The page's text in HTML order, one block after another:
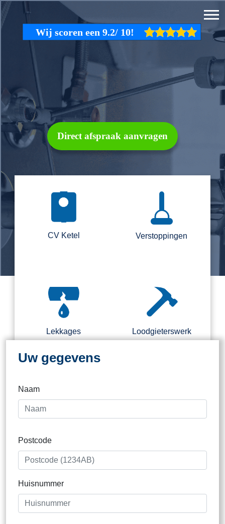
Direct afspraak aanvragen
CV Ketel Verstoppingen
Lekkages Loodgieterswerk
Regel nu direct een loodgieter.
Binnen 2 kantooruren direct
Uw gegevens
Naam
Postcode
Huisnummer